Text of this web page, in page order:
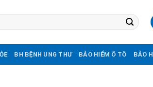
BH BỆNH UNG THƯ BẢO HIỂM Ô TÔ BẢO